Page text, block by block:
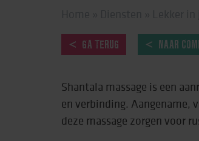
GA TERUG NAAR
Shantala massage is een
en verbinding. Aangename,
deze massage zorgen voor